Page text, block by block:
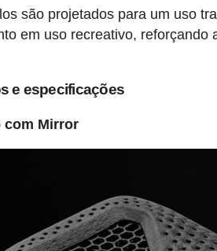
são projetados para um uso
em uso recreativo,
e especificações
com Mirror